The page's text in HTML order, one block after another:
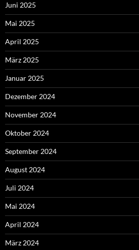
Juni 2025
Mai 2025
April 2025
März 2025
Januar 2025
Dezember 2024
November 2024
Oktober 2024
September 2024
August 2024
Juli 2024
Mai 2024
April 2024
März 2024